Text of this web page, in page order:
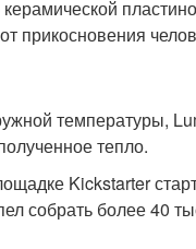
прикосновения
температуры,
тепло.
Kickstarter
собрать более 40